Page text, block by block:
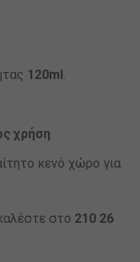
120ml
χρήση
κενό χώρο για
στο 210 26